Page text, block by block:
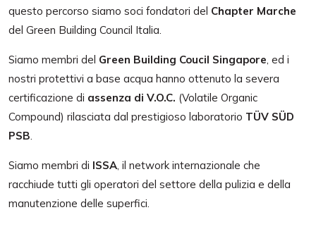
questo percorso siamo soci fondatori del Chapter Marche
del Green Building Council Italia.
Siamo membri del Green Building Coucil Singapore, ed i
nostri protettivi a base acqua hanno ottenuto la severa
certificazione di assenza di V.O.C. (Volatile Organic
Compound) rilasciata dal prestigioso laboratorio TÜV SÜD
PSB.
Siamo membri di ISSA, il network internazionale che
racchiude tutti gli operatori del settore della pulizia e della
manutenzione delle superfici.